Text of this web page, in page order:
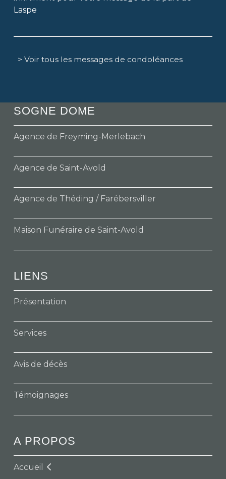
Laspe
> Voir tous les messages de condoléances
SOGNE DOME
Agence de Freyming-Merlebach
Agence de Saint-Avold
Agence de Théding / Farébersviller
Maison Funéraire de Saint-Avold
LIENS
Présentation
Services
Avis de décès
Témoignages
A PROPOS
Accueil